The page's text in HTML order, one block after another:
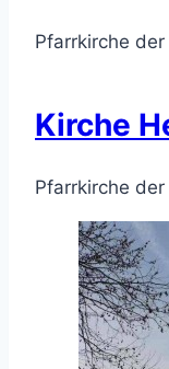
Pfarrkirche der
Kirche
Pfarrkirche der